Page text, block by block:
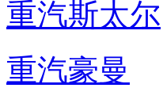
重汽斯太尔
重汽豪曼